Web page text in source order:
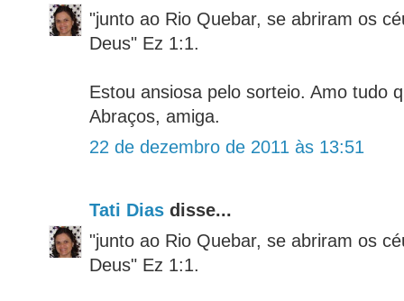
"junto ao Rio Quebar, se abriram os
Deus" Ez 1:1.
Estou ansiosa pelo sorteio. Amo tudo
Abraços, amiga.
22 de dezembro de 2011 às 13:51
Tati Dias disse...
"junto ao Rio Quebar, se abriram os
Deus" Ez 1:1.